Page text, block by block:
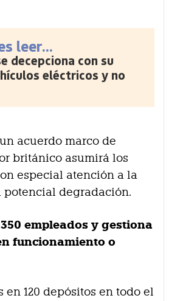
leer...
decepciona con su
eléctricos y no
acuerdo marco de
británico asumirá los
especial atención a la
potencial degradación.
empleados y gestiona
funcionamiento o
120 depósitos en todo el